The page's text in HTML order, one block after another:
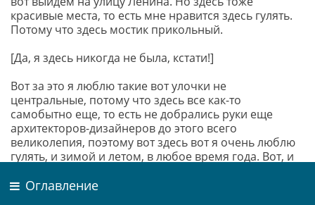
Оглавление
красивые места, то есть мне нравится здесь гулять.
Потому что здесь мостик прикольный.
[Да, я здесь никогда не была, кстати!]
Вот за это я люблю такие вот улочки не
центральные, потому что здесь все как-то
самобытно еще, то есть не добрались руки еще
архитекторов-дизайнеров до этого всего
великолепия, поэтому вот здесь вот я очень люблю
гулять, и зимой и летом, в любое время года. Вот, и